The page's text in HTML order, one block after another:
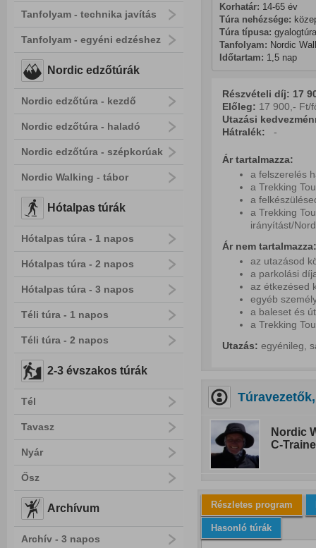
Tanfolyam - technika javítás
Tanfolyam - egyéni edzéshez
Nordic edzőtúrák
Nordic edzőtúra - kezdő
Nordic edzőtúra - haladó
Nordic edzőtúra - szépkorúak
Nordic Walking - tábor
Hótalpas túrák
Hótalpas túra - 1 napos
Hótalpas túra - 2 napos
Hótalpas túra - 3 napos
Téli túra - 1 napos
Téli túra - 2 napos
2-3 évszakos túrák
Tél
Tavasz
Nyár
Ősz
Archívum
Archív - 3 napos
Korhatár: 14-65 év
Túra nehézsége:
Túra típusa:
Tanfolyam: Nordic
Időtartam: 1,5 nap
Részvételi díj: 17
Előleg: 17 900,- Ft/
Utazási
Hátralék: -
Ár tartalmazza:
a felszerelés
a Trekking
a
a Trekking
irányítást/
Ár nem tartalmazza:
az utazásod
a parkolási
az étkezésed
egyéb
a baleset és
a Trekking
Utazás: egyénileg,
Nordic
C-
Részletes program
Hasonló túrák